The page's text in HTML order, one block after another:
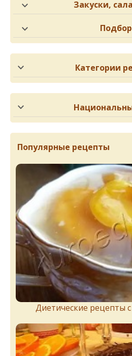
Закуски,
Категории
Популярные рецепты
Диетические рецепты